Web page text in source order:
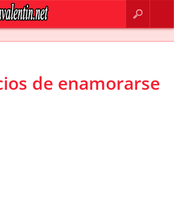
CONTACTO
BUSCAR
de enamorarse